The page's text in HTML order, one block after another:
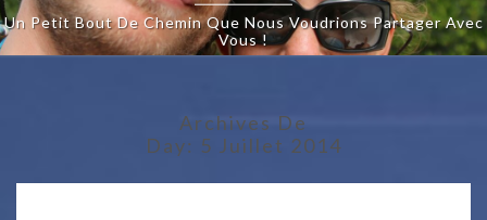
Un Petit Bout De Chemin Que Nous Voudrions Partager Avec
Vous !
Archives De
Day: 5 Juillet 2014